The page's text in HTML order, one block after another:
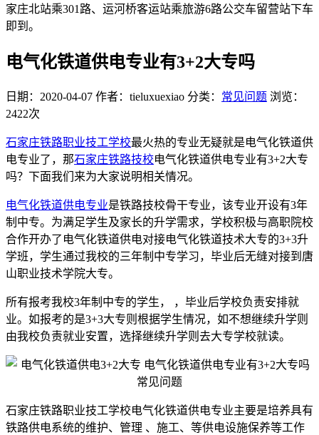
家庄北站乘301路、运河桥客运站乘旅游6路公交车留营站下车
即到。
电气化铁道供电专业有3+2大专吗
日期：2020-04-07 作者：tieluxuexiao 分类： 常见问题 浏览：
2422次
石家庄铁路职业技工学校最火热的专业无疑就是电气化铁道供
电专业了，那石家庄铁路技校电气化铁道供电专业有3+2大专
吗？下面我们来为大家说明相关情况。
电气化铁道供电专业是铁路技校骨干专业，该专业开设有3年
制中专。为满足学生及家长的升学需求，学校积极与高职院校
合作开办了电气化铁道供电对接电气化铁道技术大专的3+3升
学班，学生通过我校的三年制中专学习，毕业后无缝对接到唐
山职业技术学院大专。
所有报考我校3年制中专的学生， ，毕业后学校负责安排就
业。如报考的是3+3大专则根据学生情况，如不想继续升学则
由我校负责就业安置，选择继续升学则去大专学校就读。
石家庄铁路职业技工学校电气化铁道供电专业主要是培养具有
铁路供电系统的维护、管理 、施工、等供电设施保养等工作